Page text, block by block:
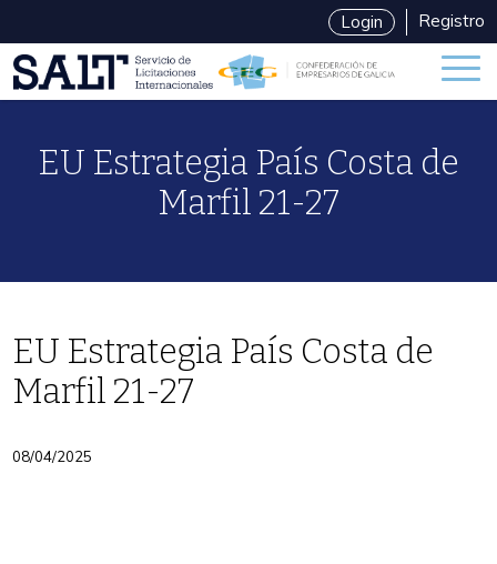
Login Registro
EU Estrategia País Costa de
Marfil 21-27
EU Estrategia País Costa de
Marfil 21-27
08/04/2025